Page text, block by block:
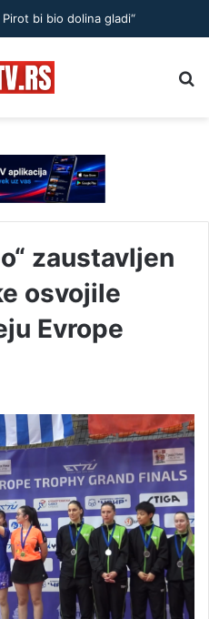
bi bio dolina gladi“
zaustavljen
osvojile
Evrope